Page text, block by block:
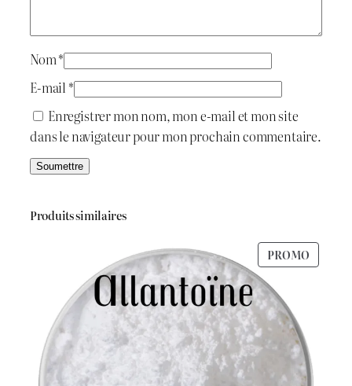
n
e
l
y
c
o
l
5
Nom*
E-mail *
Enregistrer mon nom, mon e-mail et mon site
dans le navigateur pour mon prochain commentaire.
Produits similaires
PROMO
EN